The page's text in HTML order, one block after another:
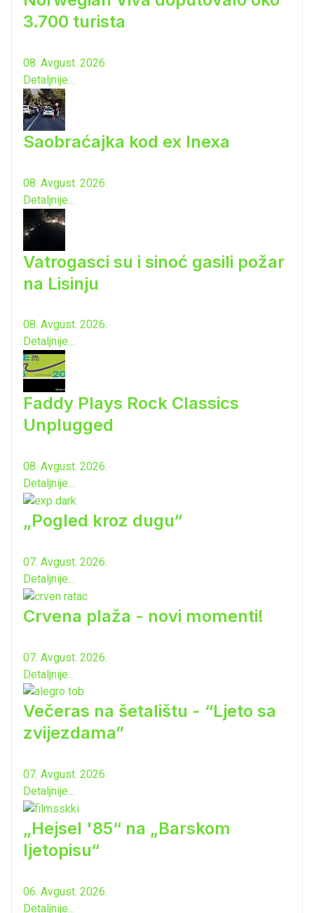
3.700 turista
08. Avgust. 2026.
Detaljnije...
Saobraćajka kod ex Inexa
08. Avgust. 2026.
Detaljnije...
Vatrogasci su i sinoć gasili požar
na Lisinju
08. Avgust. 2026.
Detaljnije...
Faddy Plays Rock Classics
Unplugged
08. Avgust. 2026.
Detaljnije...
„Pogled kroz dugu“
07. Avgust. 2026.
Detaljnije...
Crvena plaža - novi momenti!
07. Avgust. 2026.
Detaljnije...
Večeras na šetalištu - “Ljeto sa
zvijezdama”
07. Avgust. 2026.
Detaljnije...
„Hejsel '85“ na „Barskom
ljetopisu“
06. Avgust. 2026.
Detaljnije...